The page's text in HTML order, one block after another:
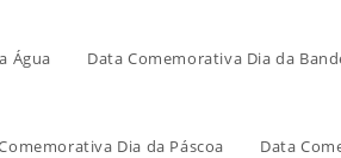
Água Data Comemorativa Dia da
Dia da Páscoa Data